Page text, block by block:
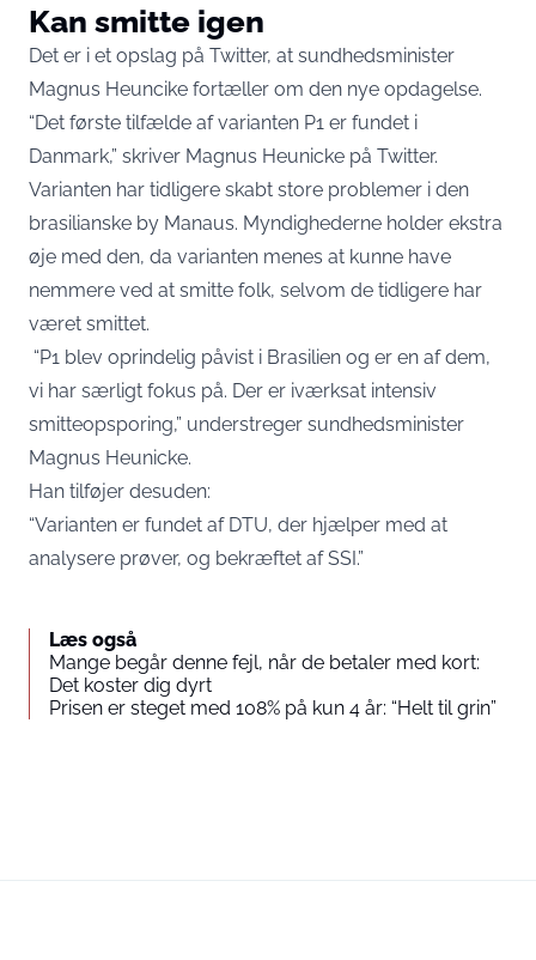
Kan smitte igen
Det er i et opslag på Twitter, at sundhedsminister
Magnus Heuncike fortæller om den nye opdagelse.
“Det første tilfælde af varianten P1 er fundet i
Danmark,” skriver Magnus Heunicke på Twitter.
Varianten har tidligere skabt store problemer i den
brasilianske by Manaus. Myndighederne holder ekstra
øje med den, da varianten menes at kunne have
nemmere ved at smitte folk, selvom de tidligere har
været smittet.
“P1 blev oprindelig påvist i Brasilien og er en af dem,
vi har særligt fokus på. Der er iværksat intensiv
smitteopsporing,” understreger sundhedsminister
Magnus Heunicke.
Han tilføjer desuden:
“Varianten er fundet af DTU, der hjælper med at
analysere prøver, og bekræftet af SSI.”
Læs også
Mange begår denne fejl, når de betaler med kort:
Det koster dig dyrt
Prisen er steget med 108% på kun 4 år: “Helt til grin”